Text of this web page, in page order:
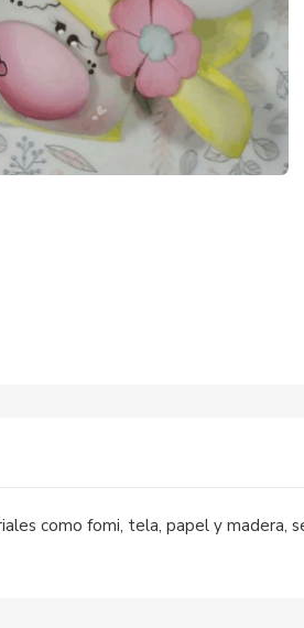
como fomi, tela, papel y madera,